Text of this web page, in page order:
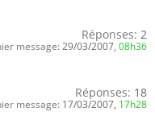
Réponses: 2
message: 29/03/2007, 08h36
Réponses: 18
message: 17/03/2007, 17h28